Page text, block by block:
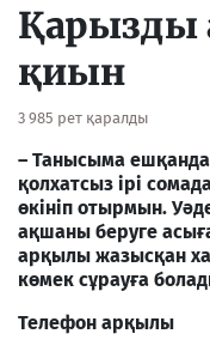
Қарызды
қиын
3 985 рет қаралды
– Танысыма
қолхатсыз ірі
өкініп отырмын.
ақшаны беруге
арқылы жазысқан
көмек сұрауға
Телефон арқылы